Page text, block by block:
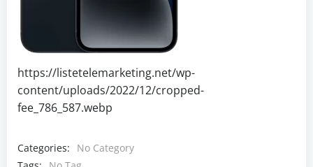
https://listetelemarketing.net/wp-
content/uploads/2022/12/cropped-
fee_786_587.webp
Categories:
No Category